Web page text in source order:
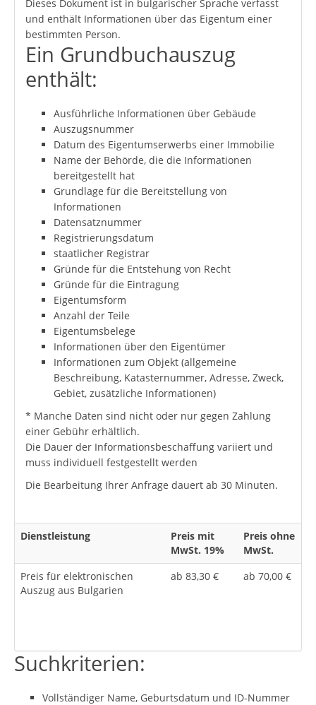
Dieses Dokument ist in bulgarischer Sprache verfasst
und enthält Informationen über das Eigentum einer
bestimmten Person.
Ein Grundbuchauszug
enthält:
Ausführliche Informationen über Gebäude
Auszugsnummer
Datum des Eigentumserwerbs einer Immobilie
Name der Behörde, die die Informationen
bereitgestellt hat
Grundlage für die Bereitstellung von
Informationen
Datensatznummer
Registrierungsdatum
staatlicher Registrar
Gründe für die Entstehung von Recht
Gründe für die Eintragung
Eigentumsform
Anzahl der Teile
Eigentumsbelege
Informationen über den Eigentümer
Informationen zum Objekt (allgemeine
Beschreibung, Katasternummer, Adresse, Zweck,
Gebiet, zusätzliche Informationen)
* Manche Daten sind nicht oder nur gegen Zahlung
einer Gebühr erhältlich.
Die Dauer der Informationsbeschaffung variiert und
muss individuell festgestellt werden
Die Bearbeitung Ihrer Anfrage dauert ab 30 Minuten.
Dienstleistung
Preis mit
MwSt. 19%
Preis ohne
MwSt.
Preis für elektronischen
Auszug aus Bulgarien
ab 83,30 € ab 70,00 €
Suchkriterien:
Vollständiger Name, Geburtsdatum und ID-Nummer